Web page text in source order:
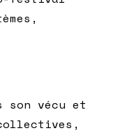
vécu et